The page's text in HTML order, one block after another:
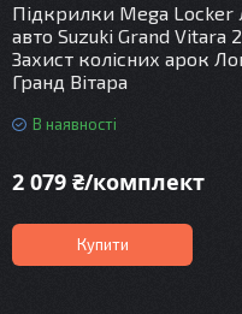
Підкрилки Mega Locker
авто Suzuki Grand Vitara
Захист колісних арок
Гранд Вітара
В наявності
2 079 ₴/комплект
Купити